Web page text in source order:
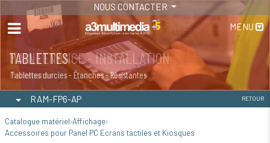
NOUS CONTACTER
MENU
MAINTENANCE - INSTALLATION
Maintenance
TABLETTES
Tablettes durcies - Étanches - Résistantes
RAM-FP6-AP RETOUR
Catalogue matériel Affichage
Accessoires pour Panel PC Ecrans tactiles et Kiosques